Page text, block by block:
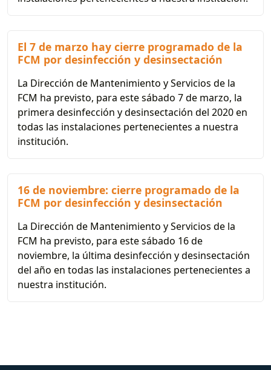
El 7 de marzo hay cierre programado de la
FCM por desinfección y desinsectación
La Dirección de Mantenimiento y Servicios de la
FCM ha previsto, para este sábado 7 de marzo, la
primera desinfección y desinsectación del 2020 en
todas las instalaciones pertenecientes a nuestra
institución.
16 de noviembre: cierre programado de la
FCM por desinfección y desinsectación
La Dirección de Mantenimiento y Servicios de la
FCM ha previsto, para este sábado 16 de
noviembre, la última desinfección y desinsectación
del año en todas las instalaciones pertenecientes a
nuestra institución.